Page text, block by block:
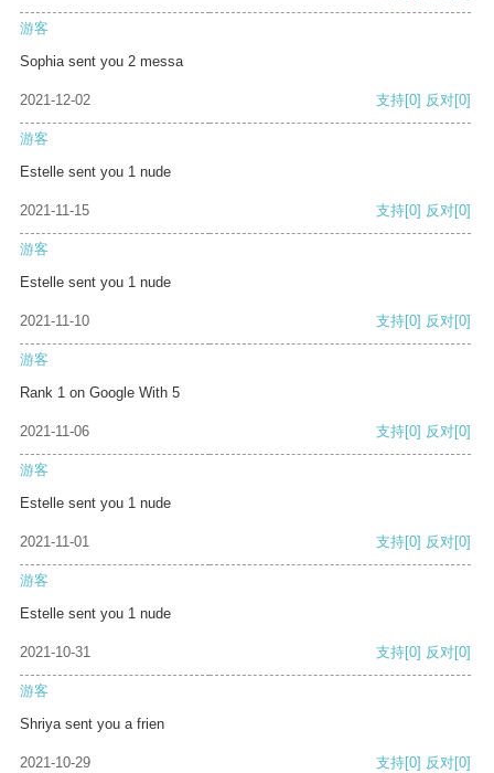
游客
Sophia sent you 2 messa
2021-12-02 支持[0] 反对[0]
游客
Estelle sent you 1 nude
2021-11-15 支持[0] 反对[0]
游客
Estelle sent you 1 nude
2021-11-10 支持[0] 反对[0]
游客
Rank 1 on Google With 5
2021-11-06 支持[0] 反对[0]
游客
Estelle sent you 1 nude
2021-11-01 支持[0] 反对[0]
游客
Estelle sent you 1 nude
2021-10-31 支持[0] 反对[0]
游客
Shriya sent you a frien
2021-10-29 支持[0] 反对[0]